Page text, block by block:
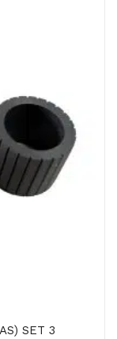
SET 3